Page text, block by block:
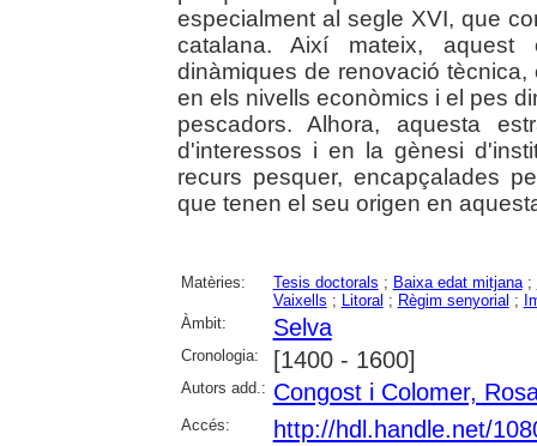
especialment al segle XVI, que
catalana. Així mateix, aquest
dinàmiques de renovació
en els nivells econòmics i el pes
pescadors. Alhora, aquesta
d'interessos i en la gènesi
recurs pesquer, encapçalades
que tenen el seu origen en
Matèries: Tesis doctorals ; Baixa edat mitjana;
Vaixells ; Litoral ; Règim senyorial ;
Àmbit:
Selva
Cronologia: [1400 - 1600]
Autors add.: Congost i Colomer,
Accés: http://hdl.handle.net/